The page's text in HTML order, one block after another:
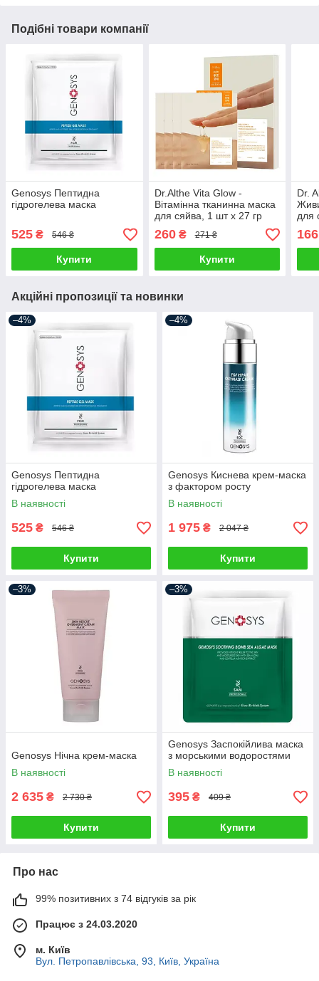
Подібні товари компанії
Genosys Пептидна
гідрогелева маска
525 ₴ 546 ₴
Купити
Dr.Althe Vita Glow -
Вітамінна тканинна маска
для сяйва, 1 шт х 27 гр
260₴ 271 ₴
Купити
Dr.
для
27
166
Акційні пропозиції та новинки
–4%
Genosys Пептидна
гідрогелева маска
В наявності
525 ₴ 546 ₴
Купити
–4%
Genosys Киснева крем-маска
з фактором росту
В наявності
1 975 ₴ 2 047 ₴
Купити
–3%
Genosys Нічна крем-маска
В наявності
2 635 ₴ 2 730 ₴
Купити
–3%
Genosys Заспокійлива маска
з морськими водоростями
В наявності
395 ₴ 409 ₴
Купити
Про нас
99% позитивних з 74 відгуків за рік
Працює з 24.03.2020
м. Київ
Вул. Петропавлівська, 93, Київ, Україна